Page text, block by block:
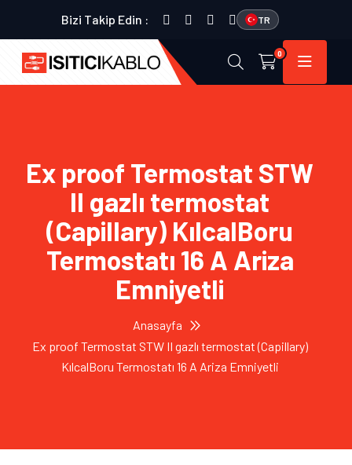
Bizi Takip Edin : TR
0
Ex proof Termostat STW
II gazlı termostat
(Capillary) KılcalBoru
Termostatı 16 A Ariza
Emniyetli
Anasayfa
Ex proof Termostat STW II gazlı termostat (Capillary)
KılcalBoru Termostatı 16 A Ariza Emniyetli